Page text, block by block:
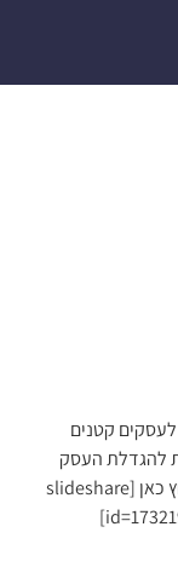
קטנים
ב- 6 שיטות פשוטות להגדלת העסק
באמצעות שיווק סלולרי. להורדת שקפי המצגת לחץ כאן [slideshare